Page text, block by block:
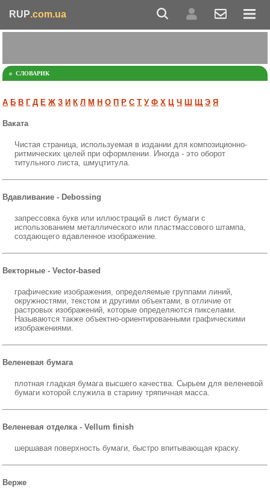
RUP.com.ua
СЛОВАРИК
А Б В Г Д Е Ж З И К Л М Н О П Р С Т У Ф Х Ц Ч Ш Щ Э Я
Ваката
Чистая страница, используемая в издании для композиционно-
ритмических целей при оформлении. Иногда - это оборот
титульного листа, шмуцтитула.
Вдавливание - Debossing
запрессовка букв или иллюстраций в лист бумаги с
использованием металлического или пластмассового штампа,
создающего вдавленное изображение.
Векторные - Vector-based
графические изображения, определяемые группами линий,
окружностями, текстом и другими объектами, в отличие от
растровых изображений, которые определяются пикселами.
Называются также объектно-ориентированными графическими
изображениями.
Веленевая бумага
плотная гладкая бумага высшего качества. Сырьем для веленевой
бумаги которой служила в старину тряпичная масса.
Веленевая отделка - Vellum finish
шершавая поверхность бумаги, быстро впитывающая краску.
Верже